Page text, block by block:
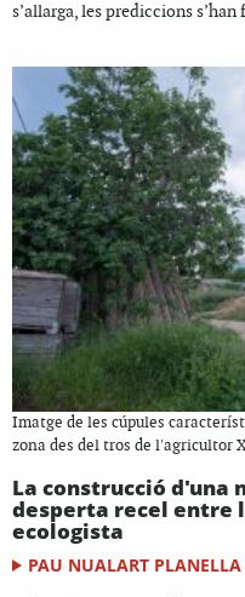
s’allarga, les prediccions
Imatge de les cúpules
zona des del tros de l'agricultor
La construcció d'una
desperta recel entre
ecologista
PAU NUALART PLANELLA